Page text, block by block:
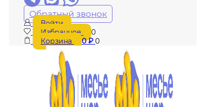
Обратный звонок
Войти
Избранное
0
Корзина
0₽ 0